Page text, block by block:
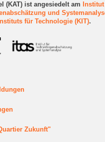
(KAT) ist angesiedelt am
und
für Technologie (KIT).
Zukunft"